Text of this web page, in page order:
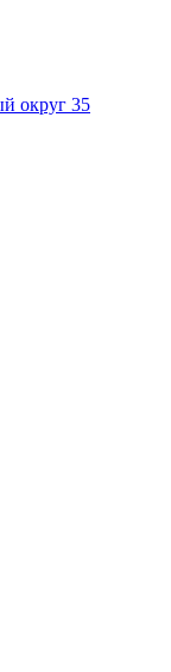
округ 35